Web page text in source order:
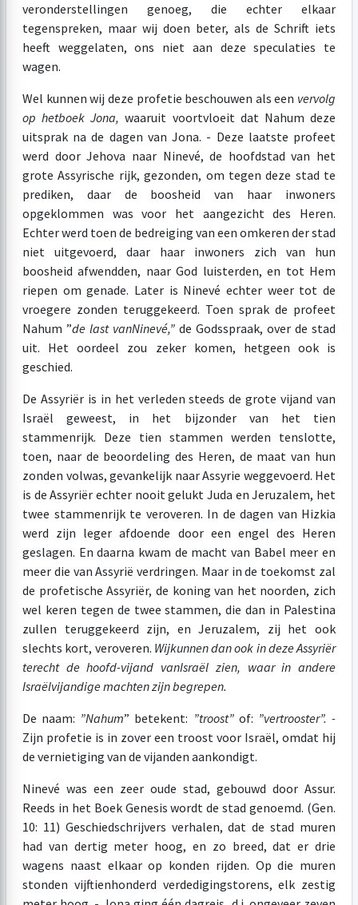
veronderstellingen genoeg, die echter elkaar
tegenspreken, maar wij doen beter, als de Schrift iets
heeft weggelaten, ons niet aan deze speculaties te
wagen.
Wel kunnen wij deze profetie beschouwen als een vervolg
op hetboek Jona,waaruit voortvloeit dat Nahum deze
uitsprak na de dagen van Jona. - Deze laatste profeet
werd door Jehova naar Ninevé, de hoofdstad van het
grote Assyrische rijk, gezonden, om tegen deze stad te
prediken, daar de boosheid van haar inwoners
opgeklommen was voor het aangezicht des Heren.
Echter werd toen de bedreiging van een omkeren der stad
niet uitgevoerd, daar haar inwoners zich van hun
boosheid afwendden, naar God luisterden, en tot Hem
riepen om genade. Later is Ninevé echter weer tot de
vroegere zonden teruggekeerd. Toen sprak de profeet
Nahum ”de last vanNinevé,” de Godsspraak, over de stad
uit. Het oordeel zou zeker komen, hetgeen ook is
geschied.
De Assyriër is in het verleden steeds de grote vijand van
Israël geweest, in het bijzonder van het tien
stammenrijk. Deze tien stammen werden tenslotte,
toen, naar de beoordeling des Heren, de maat van hun
zonden volwas, gevankelijk naar Assyrie weggevoerd. Het
is de Assyriër echter nooit gelukt Juda en Jeruzalem, het
twee stammenrijk te veroveren. In de dagen van Hizkia
werd zijn leger afdoende door een engel des Heren
geslagen. En daarna kwam de macht van Babel meer en
meer die van Assyrië verdringen. Maar in de toekomst zal
de profetische Assyriër, de koning van het noorden, zich
wel keren tegen de twee stammen, die dan in Palestina
zullen teruggekeerd zijn, en Jeruzalem, zij het ook
slechts kort, veroveren. Wijkunnen dan ook in deze Assyriër
terecht de hoofd-vijand vanIsraël zien, waar in andere
Israëlvijandige machten zijn begrepen.
De naam: ”Nahum” betekent: ”troost”of: ”vertrooster”. -
Zijn profetie is in zover een troost voor Israël, omdat hij
de vernietiging van de vijanden aankondigt.
Ninevé was een zeer oude stad, gebouwd door Assur.
Reeds in het Boek Genesis wordt de stad genoemd. (Gen.
10: 11) Geschiedschrijvers verhalen, dat de stad muren
had van dertig meter hoog, en zo breed, dat er drie
wagens naast elkaar op konden rijden. Op die muren
stonden vijftienhonderd verdedigingstorens, elk zestig